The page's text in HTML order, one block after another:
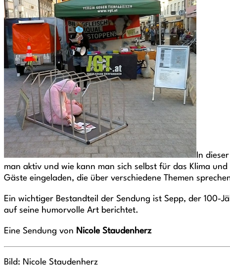
In
man aktiv und wie kann man sich selbst für das Klima
Gäste eingeladen, die über verschiedene Themen
Ein wichtiger Bestandteil der Sendung ist Sepp, der 100-
auf seine humorvolle Art berichtet.
Eine Sendung von Nicole Staudenherz
Bild: Nicole Staudenherz